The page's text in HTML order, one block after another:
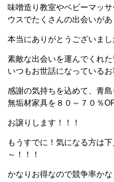
味噌造り教室やベビーマッ
ウスでたくさんの出会いがあ
本当にありがとうございまし
素敵な出会いを運んでくれ
いつもお世話になっているお
感謝の気持ちを込めて、青
無垢材家具を８０～７０％
お譲りします！！！
もうすでに！気になる方は
～！！！
かなりお得なので競争率か